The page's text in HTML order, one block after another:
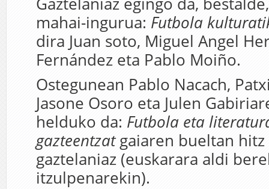
mahai-ingurua: Futbola
dira Juan soto, Miguel Angel
Fernández eta Pablo Moiño.
Ostegunean Pablo Nacach,
Jasone Osoro eta Julen
helduko da: Futbola eta
gazteentzatgaiaren bueltan hitz
gaztelaniaz (euskarara aldi
itzulpenarekin).